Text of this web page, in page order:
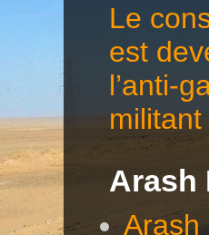
Le
est
l’anti-
Arash
Arash